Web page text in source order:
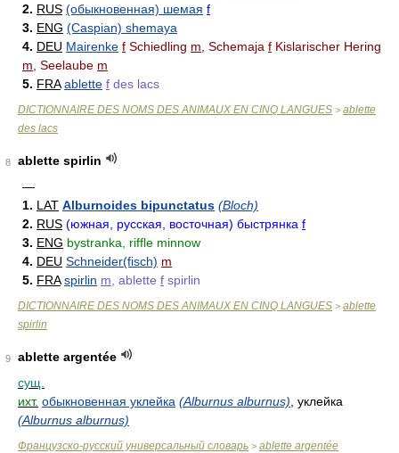
2. RUS (обыкновенная) шемая f
3. ENG (Caspian) shemaya
4. DEU Mairenke f Schiedling m , Schemaja f Kislarischer Hering
m , Seelaube m
5. FRA ablette f des lacs
DICTIONNAIRE DES NOMS DES ANIMAUX EN CINQ LANGUES > ablette
des lacs
8
ablette spirlin
—
1. LAT Alburnoides bipunctatus (Bloch)
2. RUS (южная, русская, восточная) быстрянка f
3. ENG bystranka, riffle minnow
4. DEU Schneider(fisch) m
5. FRA spirlin m , ablette f spirlin
DICTIONNAIRE DES NOMS DES ANIMAUX EN CINQ LANGUES > ablette
spirlin
9
ablette argentée
сущ.
ихт. обыкновенная уклейка (Alburnus alburnus) , уклейка
(Alburnus alburnus)
Французско-русский универсальный словарь > ablette argentée